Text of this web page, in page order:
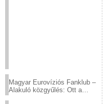
Magyar Eurovíziós Fanklub –
Alakuló közgyűlés: Ott a